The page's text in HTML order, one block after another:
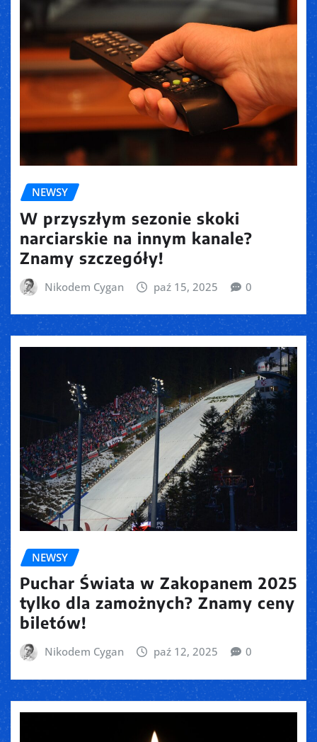
NEWSY
W przyszłym sezonie skoki
narciarskie na innym kanale?
Znamy szczegóły!
Nikodem Cygan paź 15, 2025 0
NEWSY
Puchar Świata w Zakopanem 2025
tylko dla zamożnych? Znamy ceny
biletów!
Nikodem Cygan paź 12, 2025 0